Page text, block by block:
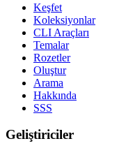
Keşfet
Koleksiyonlar
CLI Araçları
Temalar
Rozetler
Oluştur
Arama
Hakkında
SSS
Geliştiriciler